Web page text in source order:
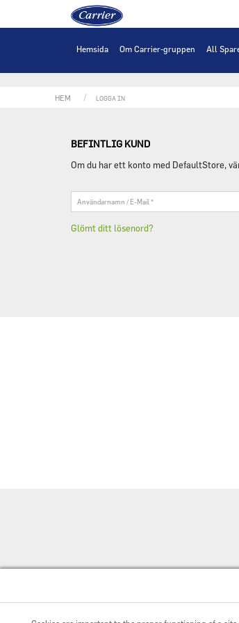
Hem
Hemsida Om Carrier-gruppen All
HEM LOGGA IN
BEFINTLIG KUND
Om du har ett konto med DefaultStore,
Mail
Glömt ditt lösenord?